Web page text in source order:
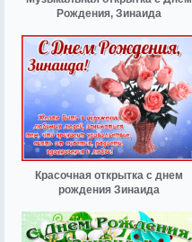
Рождения, Зинаида
Красочная открытка с днем
рождения Зинаида